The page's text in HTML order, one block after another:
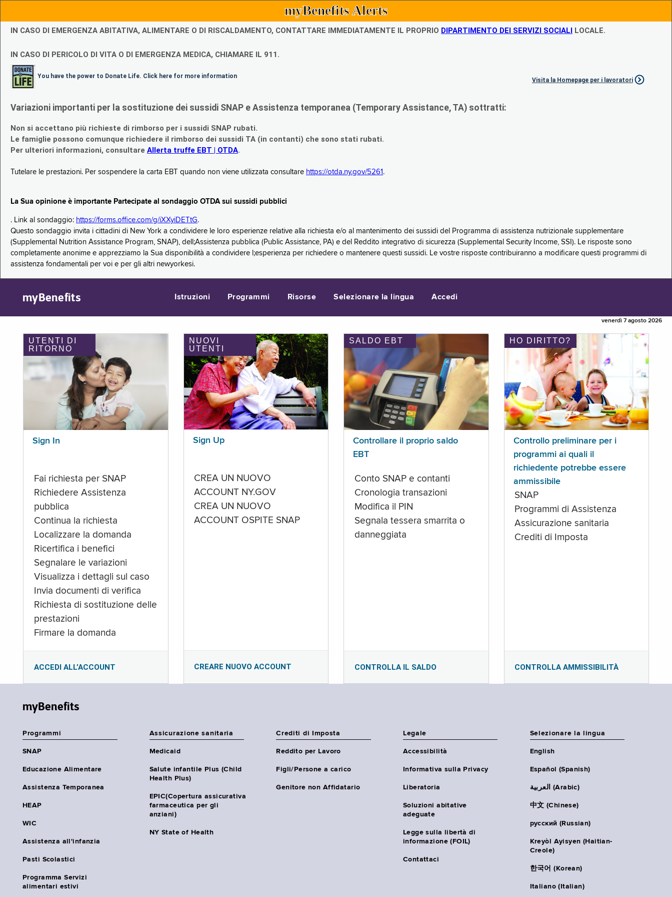
myBenefits Alerts
IN CASO DI EMERGENZA ABITATIVA, ALIMENTARE O DI RISCALDAMENTO, CONTATTARE IMMEDIATAMENTE IL PROPRIO DIPARTIMENTO DEI SERVIZI SOCIALI LOCALE.
IN CASO DI PERICOLO DI VITA O DI EMERGENZA MEDICA, CHIAMARE IL 911.
You have the power to Donate Life. Click here for more information
Visita la Homepage per i lavoratori
Variazioni importanti per la sostituzione dei sussidi SNAP e Assistenza temporanea (Temporary Assistance, TA) sottratti:
Non si accettano più richieste di rimborso per i sussidi SNAP rubati.
Le famiglie possono comunque richiedere il rimborso dei sussidi TA (in contanti) che sono stati rubati.
Per ulteriori informazioni, consultare Allerta truffe EBT | OTDA.
Tutelare le prestazioni. Per sospendere la carta EBT quando non viene utilizzata consultare https://otda.ny.gov/5261 .
La Sua opinione è importante Partecipate al sondaggio OTDA sui sussidi pubblici
. Link al sondaggio: https://forms.office.com/g/iXXyiDETtG.
Questo sondaggio invita i cittadini di New York a condividere le loro esperienze relative alla richiesta e/o al mantenimento dei sussidi del Programma di assistenza nutrizionale supplementare
(Supplemental Nutrition Assistance Program, SNAP), dell;Assistenza pubblica (Public Assistance, PA) e del Reddito integrativo di sicurezza (Supplemental Security Income, SSI). Le risposte sono
completamente anonime e apprezziamo la Sua disponibilità a condividere l;esperienza per richiedere o mantenere questi sussidi. Le vostre risposte contribuiranno a modificare questi programmi di
assistenza fondamentali per voi e per gli altri newyorkesi.
myBenefits Istruzioni Programmi Risorse Selezionare la lingua Accedi
venerdì 7 agosto 2026
UTENTI DI
RITORNO
Sign In
Fai richiesta per SNAP
Richiedere Assistenza
pubblica
Continua la richiesta
Localizzare la domanda
Ricertifica i benefici
Segnalare le variazioni
Visualizza i dettagli sul caso
Invia documenti di verifica
Richiesta di sostituzione delle
prestazioni
Firmare la domanda
ACCEDI ALL’ACCOUNT
NUOVI
UTENTI
Sign Up
CREA UN NUOVO
ACCOUNT NY.GOV
CREA UN NUOVO
ACCOUNT OSPITE SNAP
CREARE NUOVO ACCOUNT
SALDO EBT
Controllare il proprio saldo
EBT
Conto SNAP e contanti
Cronologia transazioni
Modifica il PIN
Segnala tessera smarrita o
danneggiata
CONTROLLA IL SALDO
HO DIRITTO?
Controllo preliminare per i
programmi ai quali il
richiedente potrebbe essere
ammissibile
SNAP
Programmi di Assistenza
Assicurazione sanitaria
Crediti di Imposta
CONTROLLA AMMISSIBILITÀ
myBenefits
Programmi
SNAP
Educazione Alimentare
Assistenza Temporanea
HEAP
WIC
Assistenza all'infanzia
Pasti Scolastici
Programma Servizi
alimentari estivi
Assicurazione sanitaria
Medicaid
Salute infantile Plus (Child
Health Plus)
EPIC(Copertura assicurativa
farmaceutica per gli
anziani)
NY State of Health
Crediti di Imposta
Reddito per Lavoro
Figli/Persone a carico
Genitore non Affidatario
Legale
Accessibilità
Informativa sulla Privacy
Liberatoria
Soluzioni abitative
adeguate
Legge sulla libertà di
informazione (FOIL)
Contattaci
Selezionare la lingua
English
Español (Spanish)
العربية (Arabic)
中文 (Chinese)
русский (Russian)
Kreyòl Ayisyen (Haitian-
Creole)
한국어 (Korean)
Italiano (Italian)